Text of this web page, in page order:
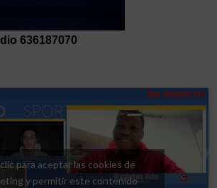
para aceptar las cookies de
y permitir este contenido